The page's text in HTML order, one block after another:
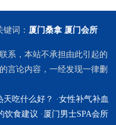
词： 厦门桑拿 厦门会所
系，本站不承担由此引起的
言论内容，一经发现一律删
天吃什么好？ ·女性补气补血
饮食建议 · 厦门男士SPA会所